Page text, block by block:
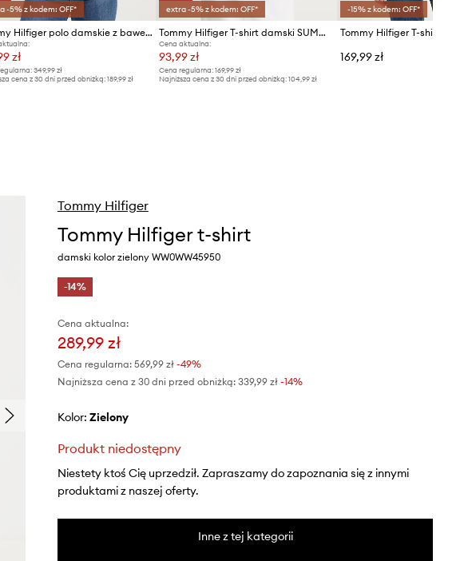
-5% z kodem: OFF*
Tommy Hilfiger polo damskie z bawełną
zł
349,99 zł
cena z 30 dni przed obniżką: 189,99 zł
extra -5% z kodem: OFF*
Tommy Hilfiger T-shirt damski SUMMER
Cena aktualna:
93,99 zł
Cena regularna:169,99 zł
Najniższa cena z 30 dni przed obniżką:104,99 zł
-15% z kodem: OFF*
169,99 zł
Tommy Hilfiger
Tommy Hilfiger t-shirt
damski kolor zielony WW0WW45950
-14%
Cena aktualna:
289,99 zł
Cena regularna: 569,99 zł-49%
Najniższa cena z 30 dni przed obniżką: 339,99 zł -14%
Kolor: zielony
Produkt niedostępny
Niestety ktoś Cię uprzedził. Zapraszamy do zapoznania się z innymi
produktami z naszej oferty.
Inne z tej kategorii